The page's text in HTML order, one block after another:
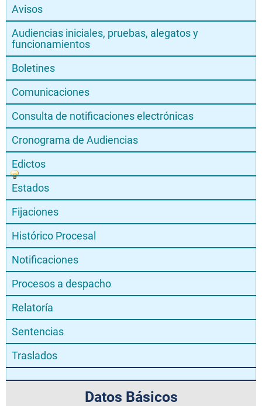
Avisos
Audiencias iniciales, pruebas, alegatos y
funcionamientos
Boletines
Comunicaciones
Consulta de notificaciones electrónicas
Cronograma de Audiencias
Edictos
Estados
Fijaciones
Histórico Procesal
Notificaciones
Procesos a despacho
Relatoría
Sentencias
Traslados
Datos Básicos